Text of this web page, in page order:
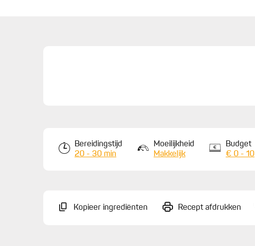
Bereidingstijd
20 - 30 min
Moeilijkheid
Makkelijk
Budget
€ 0 - 10
Kopieer ingrediënten Recept afdrukken